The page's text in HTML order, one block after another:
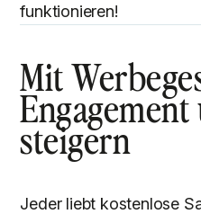
funktionieren!
Mit
steigern
Jeder liebt kostenlose